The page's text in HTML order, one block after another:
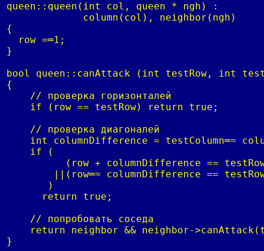
queen::queen(int col, queen * ngh) :
             column(col), neighbor(ngh)
{
  row =═1;
}
bool queen::canAttack (int testRow, int
{
    // проверка горизонталей
    if (row == testRow) return true;
    // проверка диагоналей
int columnDifference = testColumn═≈
    if (
(row + columnDifference ==
||(row═≈ columnDifference ==
       )
      return true;
    // попробовать соседа
return neighbor && neighbor-
}